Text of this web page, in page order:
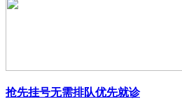
抢先挂号无需排队优先就诊